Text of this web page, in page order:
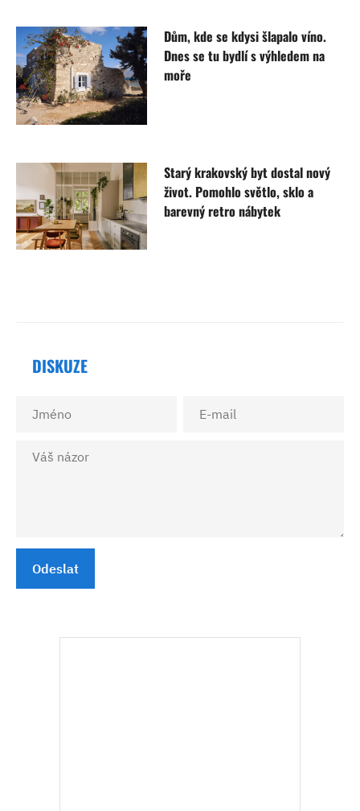
Dům, kde se kdysi šlapalo víno.
Dnes se tu bydlí s výhledem na
moře
Starý krakovský byt dostal nový
život. Pomohlo světlo, sklo a
barevný retro nábytek
DISKUZE
Odeslat